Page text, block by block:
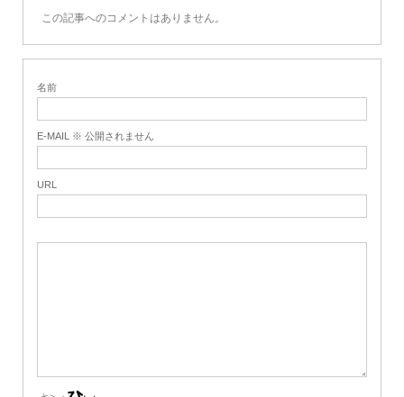
この記事へのコメントはありません。
名前
E-MAIL ※ 公開されません
URL